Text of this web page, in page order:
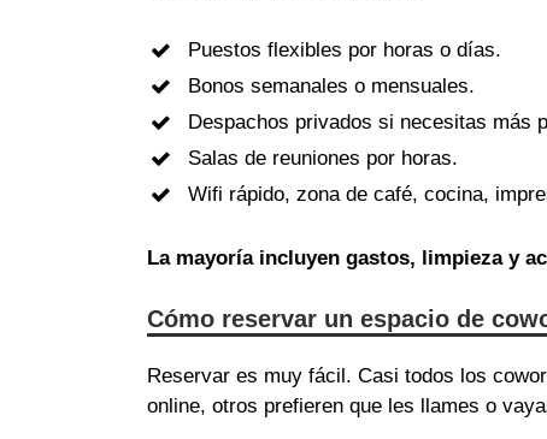
Puestos flexibles por horas o días.
Bonos semanales o mensuales.
Despachos privados si necesitas más
Salas de reuniones por horas.
Wifi rápido, zona de café, cocina,
La mayoría incluyen gastos, limpieza y
Cómo reservar un espacio de
Reservar es muy fácil. Casi todos los
online, otros prefieren que les llames o